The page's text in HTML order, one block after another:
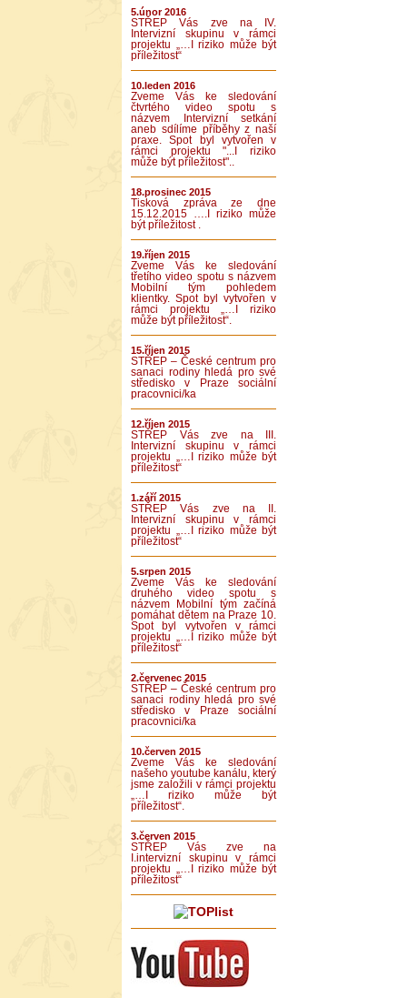
5.únor 2016
STŘEP Vás zve na IV.
Intervizní skupinu v rámci
projektu „…I riziko může být
příležitost“
10.leden 2016
Zveme Vás ke sledování
čtvrtého video spotu s
názvem Intervizní setkání
aneb sdílíme příběhy z naší
praxe. Spot byl vytvořen v
rámci projektu "...I riziko
může být příležitost"..
18.prosinec 2015
Tisková zpráva ze dne
15.12.2015 ….I riziko může
být příležitost .
19.říjen 2015
Zveme Vás ke sledování
třetího video spotu s názvem
Mobilní tým pohledem
klientky. Spot byl vytvořen v
rámci projektu „…I riziko
může být příležitost“.
15.říjen 2015
STŘEP – České centrum pro
sanaci rodiny hledá pro své
středisko v Praze sociální
pracovnici/ka
12.říjen 2015
STŘEP Vás zve na III.
Intervizní skupinu v rámci
projektu „…I riziko může být
příležitost“
1.září 2015
STŘEP Vás zve na II.
Intervizní skupinu v rámci
projektu „…I riziko může být
příležitost“
5.srpen 2015
Zveme Vás ke sledování
druhého video spotu s
názvem Mobilní tým začíná
pomáhat dětem na Praze 10.
Spot byl vytvořen v rámci
projektu „…I riziko může být
příležitost“
2.červenec 2015
STŘEP – České centrum pro
sanaci rodiny hledá pro své
středisko v Praze sociální
pracovnici/ka
10.červen 2015
Zveme Vás ke sledování
našeho youtube kanálu, který
jsme založili v rámci projektu
„…I riziko může být
příležitost“.
3.červen 2015
STŘEP Vás zve na
I.intervizní skupinu v rámci
projektu „…I riziko může být
příležitost“